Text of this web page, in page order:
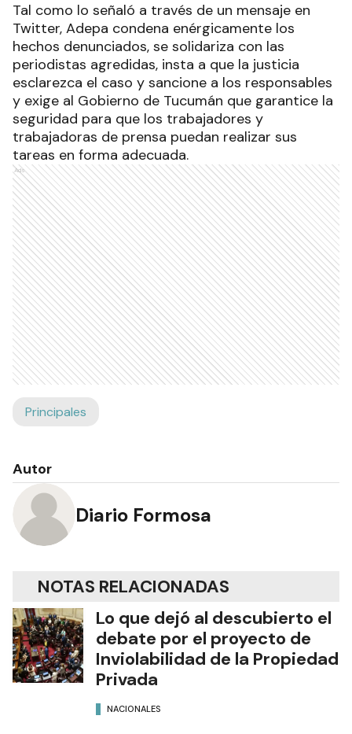
Tal como lo señaló a través de un mensaje en
Twitter, Adepa condena enérgicamente los
hechos denunciados, se solidariza con las
periodistas agredidas, insta a que la justicia
esclarezca el caso y sancione a los responsables
y exige al Gobierno de Tucumán que garantice la
seguridad para que los trabajadores y
trabajadoras de prensa puedan realizar sus
tareas en forma adecuada.
Ads
Principales
Autor
Diario Formosa
NOTAS RELACIONADAS
Lo que dejó al descubierto el
debate por el proyecto de
Inviolabilidad de la Propiedad
Privada
NACIONALES